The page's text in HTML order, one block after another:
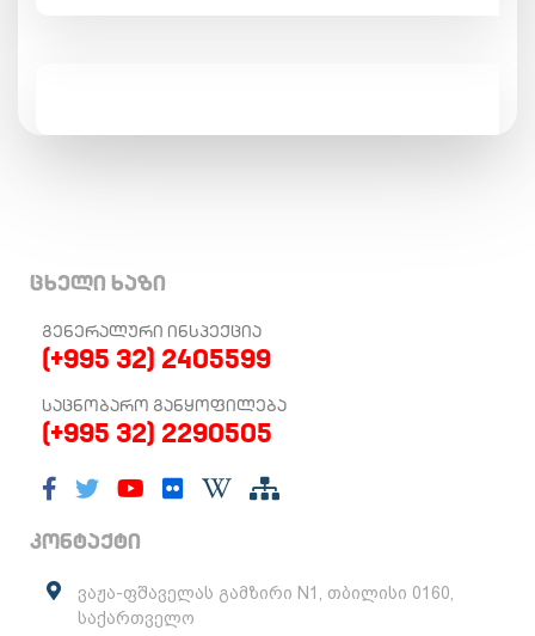
ცხელი ხაზი
ᲒᲔᲜᲔᲠᲐᲚᲣᲠᲘ ᲘᲜᲡᲞᲔᲥᲪᲘᲐ
(+995 32) 2405599
ᲡᲐᲪᲜᲝᲑᲐᲠᲝ ᲒᲐᲜᲧᲝᲤᲘᲚᲔᲑᲐ
(+995 32) 2290505
კონტაქტი
ვაჟა-ფშაველას გამზირი N1, თბილისი 0160,
საქართველო